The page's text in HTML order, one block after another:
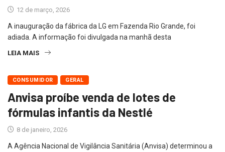
12 de março, 2026
A inauguração da fábrica da LG em Fazenda Rio Grande, foi
adiada. A informação foi divulgada na manhã desta
LEIA MAIS
CONSUMIDOR GERAL
Anvisa proíbe venda de lotes de
fórmulas infantis da Nestlé
8 de janeiro, 2026
A Agência Nacional de Vigilância Sanitária (Anvisa) determinou a